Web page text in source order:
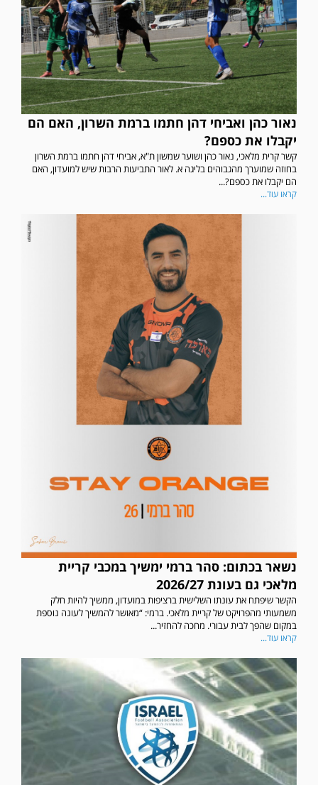
נאור כהן ואביחי דהן חתמו ברמת השרון, האם הם
יקבלו את כספם?
קשר קרית מלאכי, נאור כהן ושוער שמשון ת"א, אביחי דהן חתמו ברמת השרון
בחוזה שמוערך מהגבוהים בליגה א. לאור התביעות הרבות שיש למועדון, האם
הם יקבלו את כספם?...
קראו עוד...
נשאר בכתום: סהר ברמי ימשיך במכבי קריית
מלאכי גם בעונת 2026/27
הקשר שיפתח את עונתו השלישית ברציפות במועדון, ממשיך להיות חלק
משמעותי מהפרויקט של קריית מלאכי. ברמי: “מאושר להמשיך לעונה נוספת
במקום שהפך לבית עבורי. מחכה להחזיר...
קראו עוד...